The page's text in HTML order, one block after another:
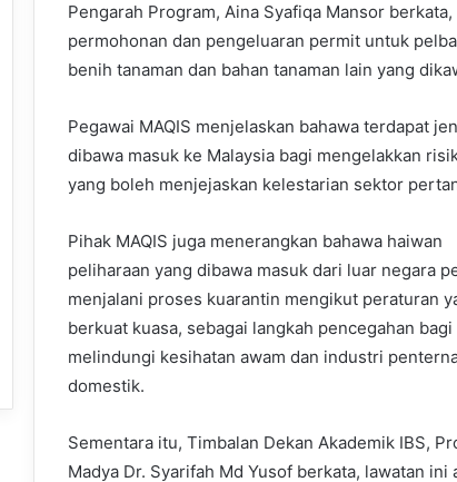
Pengarah Program, Aina Syafiqa Mansor
permohonan dan pengeluaran permit untuk
benih tanaman dan bahan tanaman lain yang
Pegawai MAQIS menjelaskan bahawa terdapat
dibawa masuk ke Malaysia bagi mengelakkan
yang boleh menjejaskan kelestarian sektor
Pihak MAQIS juga menerangkan bahawa haiwan
peliharaan yang dibawa masuk dari luar negara
menjalani proses kuarantin mengikut peraturan
berkuat kuasa, sebagai langkah pencegahan bagi
melindungi kesihatan awam dan industri
domestik.
Sementara itu, Timbalan Dekan Akademik IBS,
Madya Dr. Syarifah Md Yusof berkata, lawatan